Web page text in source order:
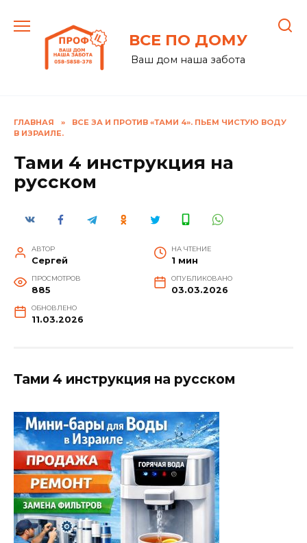
содержанию
ВСЕ ПО ДОМУ
Ваш дом наша забота
ГЛАВНАЯ »
ВСЕ ЗА И ПРОТИВ «ТАМИ 4». ПЬЕМ ЧИСТУЮ ВОДУ
В ИЗРАИЛЕ.
Тами 4 инструкция на
русском
АВТОР
Сергей
НА ЧТЕНИЕ
1 мин
ПРОСМОТРОВ
885
ОПУБЛИКОВАНО
03.03.2026
ОБНОВЛЕНО
11.03.2026
Тами 4 инструкция на русском